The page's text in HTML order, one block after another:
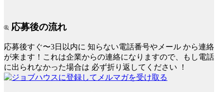
応募後の流れ
応募後すぐ〜3日以内に 知らない電話番号やメール から連絡
が来ます！これは企業からの連絡になりますので、もし電話
に出られなかった場合は 必ず折り返してください ！